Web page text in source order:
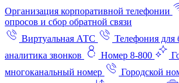
Организация корпоративной телефонии
опросов и сбор обратной связи
Виртуальная АТС
Телефония для
аналитика звонков
Номер 8-800
многоканальный номер
Городской